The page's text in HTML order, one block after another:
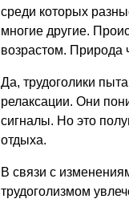
среди которых
многие другие.
возрастом. Природа
Да, трудоголики
релаксации. Они
сигналы. Но это
отдыха.
В связи с
трудоголизмом